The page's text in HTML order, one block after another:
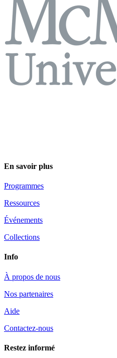
En savoir plus
Programmes
Ressources
Événements
Collections
Info
À propos de nous
Nos partenaires
Aide
Contactez-nous
Restez informé